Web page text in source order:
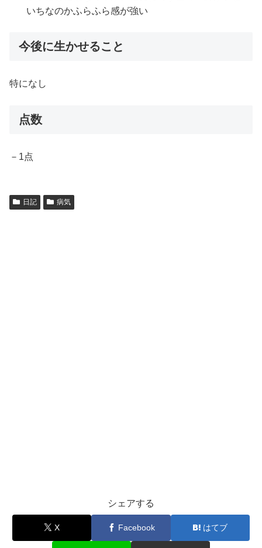
いちなのかふらふら感が強い
今後に生かせること
特になし
点数
－1点
日記 病気
シェアする
X Facebook はてブ